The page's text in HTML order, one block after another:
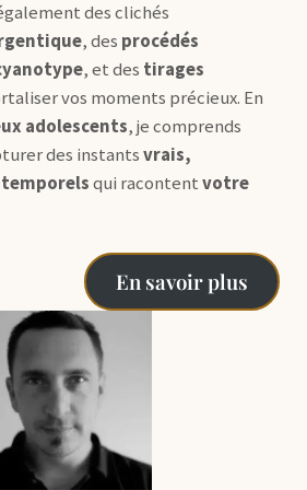
des clichés
, des procédés
, et des tirages
vos moments précieux. En
adolescents, je comprends
des instantsvrais,
qui racontentvotre
En savoir plus